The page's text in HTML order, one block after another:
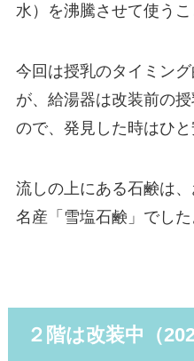
水）を沸騰させて使うこ
今回は授乳のタイミン
が、給湯器は改装前の
ので、発見した時はひと
流しの上にある石鹸は
名産「雪塩石鹸」でした
２階は改装中（